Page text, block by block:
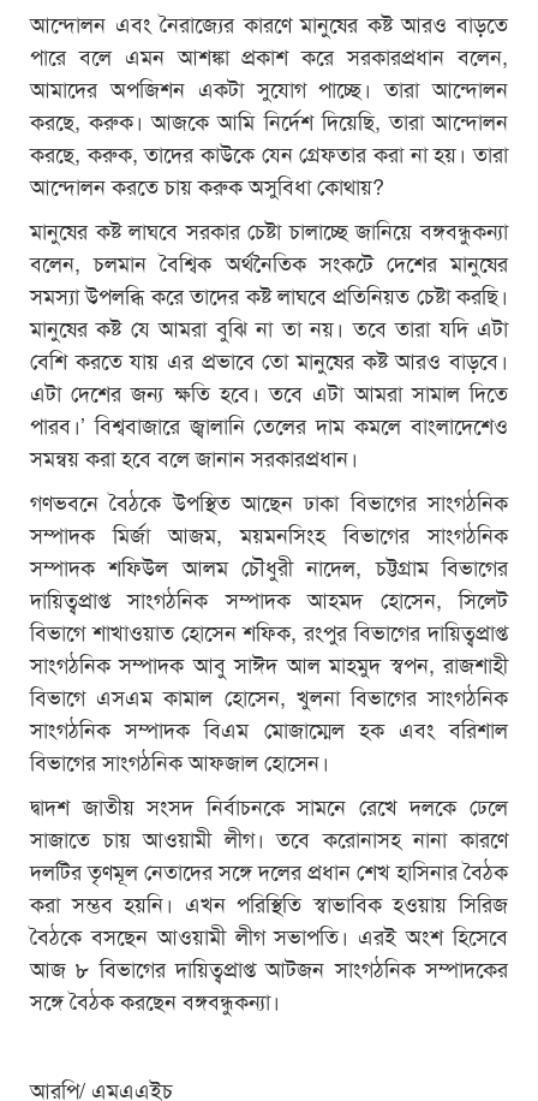
আন্দোলন এবং নৈরাজ্যের কারণে মানুষের কষ্ট আরও বাড়তে
পারে বলে এমন আশঙ্কা প্রকাশ করে সরকারপ্রধান বলেন,
আমাদের অপজিশন একটা সুযোগ পাচ্ছে। তারা আন্দোলন
করছে, করুক। আজকে আমি নির্দেশ দিয়েছি, তারা আন্দোলন
করছে, করুক, তাদের কাউকে যেন গ্রেফতার করা না হয়। তারা
আন্দোলন করতে চায় করুক অসুবিধা কোথায়?
মানুষের কষ্ট লাঘবে সরকার চেষ্টা চালাচ্ছে জানিয়ে বঙ্গবন্ধুকন্যা
বলেন, চলমান বৈশ্বিক অর্থনৈতিক সংকটে দেশের মানুষের
সমস‌্যা উপলব্ধি করে তাদের কষ্ট লাঘবে প্রতিনিয়ত চেষ্টা করছি।
মানুষের কষ্ট যে আমরা বুঝি না তা নয়। তবে তারা যদি এটা
বেশি করতে যায় এর প্রভাবে তো মানুষের কষ্ট আরও বাড়বে।
এটা দেশের জন্য ক্ষতি হবে। তবে এটা আমরা সামাল দিতে
পারব।’ বিশ্ববাজারে জ্বালানি তেলের দাম কমলে বাংলাদেশেও
সমন্বয় করা হবে বলে জানান সরকারপ্রধান।
গণভবনে বৈঠকে উপস্থিত আছেন ঢাকা বিভাগের সাংগঠনিক
সম্পাদক মির্জা আজম, ময়মনসিংহ বিভাগের সাংগঠনিক
সম্পাদক শফিউল আলম চৌধুরী নাদেল, চট্টগ্রাম বিভাগের
দায়িত্বপ্রাপ্ত সাংগঠনিক সম্পাদক আহমদ হোসেন, সিলেট
বিভাগে শাখাওয়াত হোসেন শফিক, রংপুর বিভাগের দায়িত্বপ্রাপ্ত
সাংগঠনিক সম্পাদক আবু সাঈদ আল মাহমুদ স্বপন, রাজশাহী
বিভাগে এসএম কামাল হোসেন, খুলনা বিভাগের সাংগঠনিক
সাংগঠনিক সম্পাদক বিএম মোজাম্মেল হক এবং বরিশাল
বিভাগের সাংগঠনিক আফজাল হোসেন।
দ্বাদশ জাতীয় সংসদ নির্বাচনকে সামনে রেখে দলকে ঢেলে
সাজাতে চায় আওয়ামী লীগ। তবে করোনাসহ নানা কারণে
দলটির তৃণমূল নেতাদের সঙ্গে দলের প্রধান শেখ হাসিনার বৈঠক
করা সম্ভব হয়নি। এখন পরিস্থিতি স্বাভাবিক হওয়ায় সিরিজ
বৈঠকে বসছেন আওয়ামী লীগ সভাপতি। এরই অংশ হিসেবে
আজ ৮ বিভাগের দায়িত্বপ্রাপ্ত আটজন সাংগঠনিক সম্পাদকের
সঙ্গে বৈঠক করছেন বঙ্গবন্ধুকন্যা।
আরপি/ এমএএইচ